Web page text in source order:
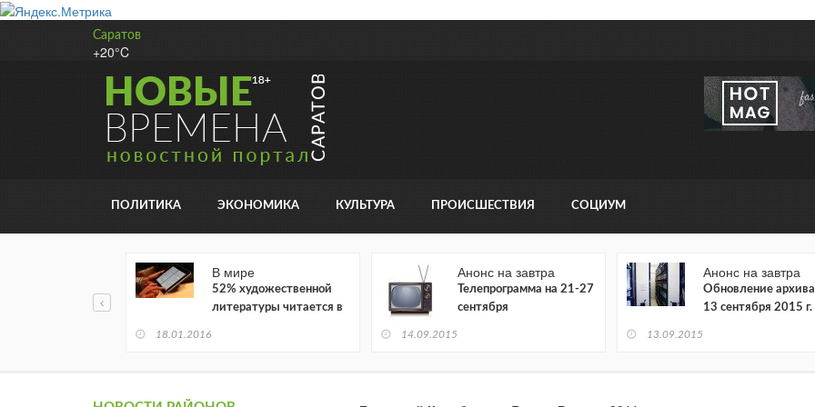
Саратов
+20°C
ПОЛИТИКА ЭКОНОМИКА КУЛЬТУРА ПРОИСШЕСТВИЯ СОЦИУМ
В мире
52% художественной
литературы читается в
18.01.2016
Анонс на завтра
Телепрограмма на 21-27
сентября
14.09.2015
Анонс на завтра
Обновление архива
13 сентября 2015 г.
13.09.2015